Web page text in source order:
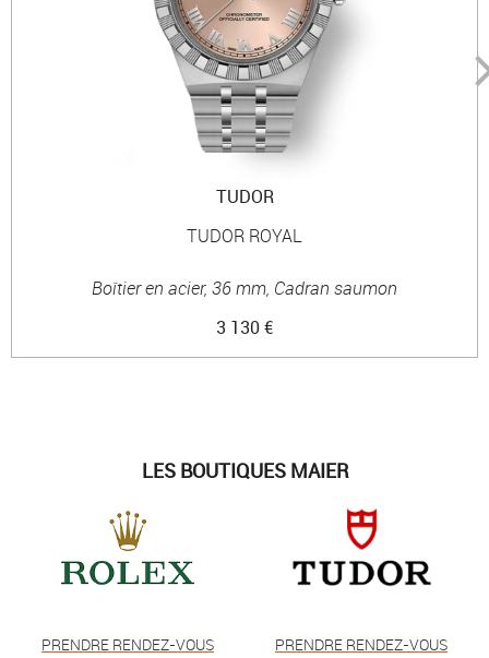
TUDOR
TUDOR ROYAL
Boîtier en acier, 36 mm, Cadran saumon
3 130 €
LES BOUTIQUES MAIER
PRENDRE RENDEZ-VOUS PRENDRE RENDEZ-VOUS